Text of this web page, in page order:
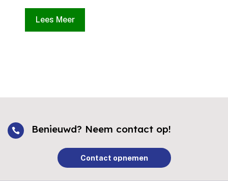
Lees Meer
 Benieuwd? Neem contact op!
Contact opnemen